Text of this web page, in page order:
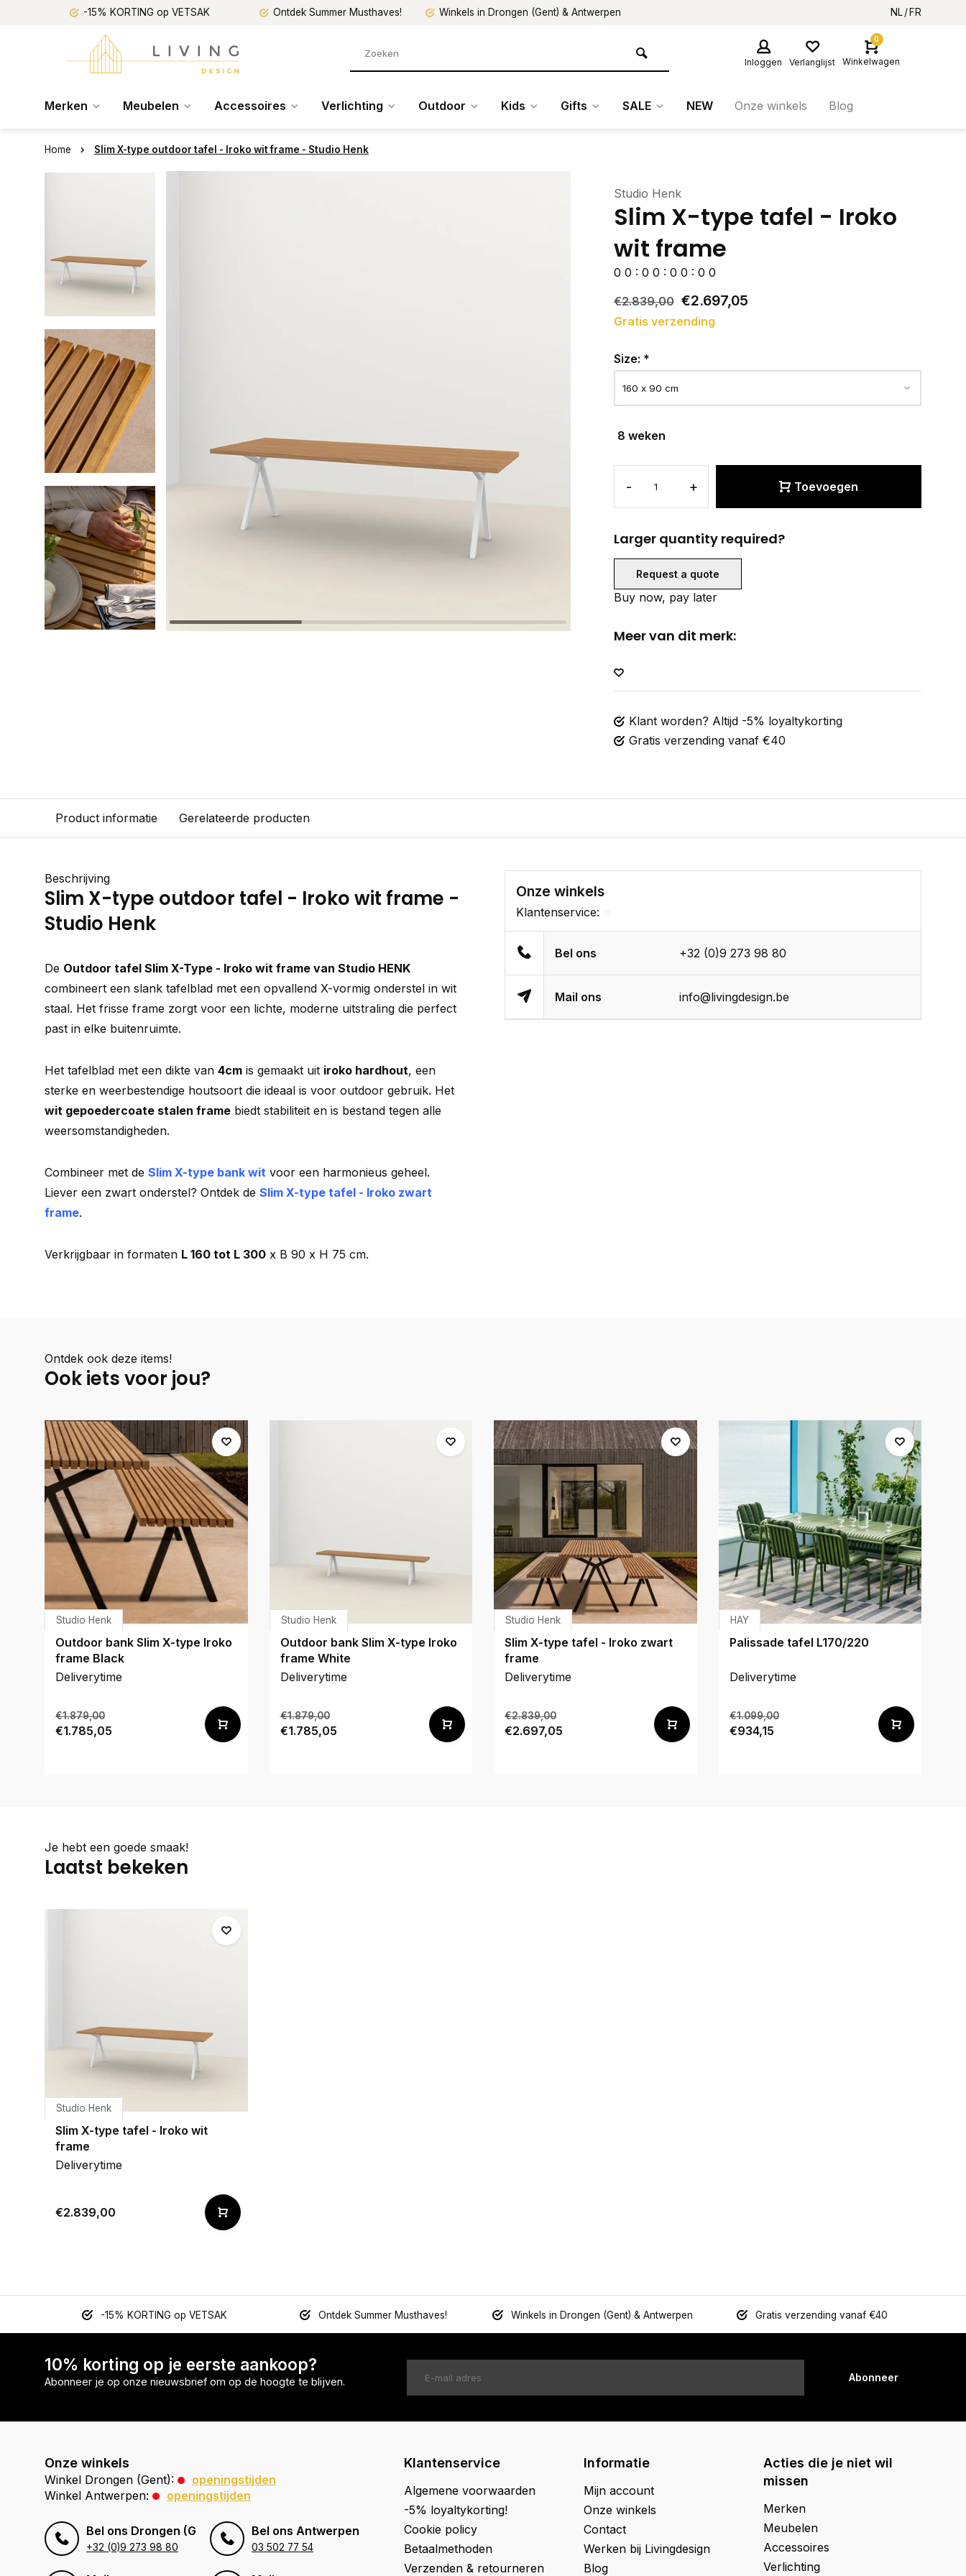
-15% KORTING op VETSAK Ontdek Summer Musthaves! Winkels in Drongen (Gent) & Antwerpen NL FR
Inloggen Verlanglijst
0
Winkelwagen
Merken Meubelen Accessoires Verlichting Outdoor Kids Gifts SALE NEW Onze winkels Blog
Home Slim X-type outdoor tafel - Iroko wit frame - Studio Henk
Studio Henk
Slim X-type tafel - Iroko
wit frame
0 0 : 0 0 : 0 0 : 0 0
€2.839,00 €2.697,05
Gratis verzending
Size: *
8 weken
- + Toevoegen
Larger quantity required?
Request a quote
Buy now, pay later
Meer van dit merk:
Klant worden? Altijd -5% loyaltykorting
Gratis verzending vanaf €40
Product informatie Gerelateerde producten
Beschrijving
Slim X-type outdoor tafel - Iroko wit frame -
Studio Henk
De Outdoor tafel Slim X-Type - Iroko wit frame van Studio HENK
combineert een slank tafelblad met een opvallend X-vormig onderstel in wit
staal. Het frisse frame zorgt voor een lichte, moderne uitstraling die perfect
past in elke buitenruimte.
Het tafelblad met een dikte van 4cm is gemaakt uit iroko hardhout, een
sterke en weerbestendige houtsoort die ideaal is voor outdoor gebruik. Het
wit gepoedercoate stalen frame biedt stabiliteit en is bestand tegen alle
weersomstandigheden.
Combineer met de Slim X-type bank wit voor een harmonieus geheel.
Liever een zwart onderstel? Ontdek de Slim X-type tafel - Iroko zwart
frame.
Verkrijgbaar in formaten L 160 tot L 300 x B 90 x H 75 cm.
Onze winkels
Klantenservice:
Bel ons +32 (0)9 273 98 80
Mail ons info@livingdesign.be
Ontdek ook deze items!
Ook iets voor jou?
Studio Henk
Outdoor bank Slim X-type Iroko
frame Black
Deliverytime
€1.879,00
€1.785,05
Studio Henk
Outdoor bank Slim X-type Iroko
frame White
Deliverytime
€1.879,00
€1.785,05
Studio Henk
Slim X-type tafel - Iroko zwart
frame
Deliverytime
€2.839,00
€2.697,05
HAY
Palissade tafel L170/220
Deliverytime
€1.099,00
€934,15
Je hebt een goede smaak!
Laatst bekeken
Studio Henk
Slim X-type tafel - Iroko wit
frame
Deliverytime
€2.839,00
-15% KORTING op VETSAK Ontdek Summer Musthaves! Winkels in Drongen (Gent) & Antwerpen Gratis verzending vanaf €40
10% korting op je eerste aankoop?
Abonneer je op onze nieuwsbrief om op de hoogte te blijven. Abonneer
Onze winkels
Winkel Drongen (Gent):
openingstijden
Winkel Antwerpen:
openingstijden
Bel ons Drongen (Gent)
+32 (0)9 273 98 80
Bel ons Antwerpen
03 502 77 54
Klantenservice
Algemene voorwaarden
-5% loyaltykorting!
Cookie policy
Betaalmethoden
Verzenden & retourneren
Informatie
Mijn account
Onze winkels
Contact
Werken bij Livingdesign
Blog
Acties die je niet wil
missen
Merken
Meubelen
Accessoires
Verlichting